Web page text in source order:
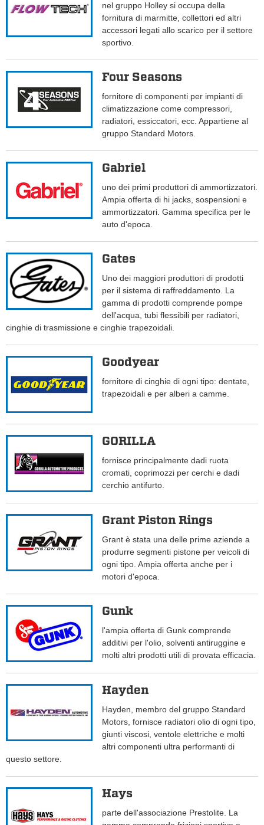
nel gruppo Holley si occupa della
fornitura di marmitte, collettori ed altri
accessori legati allo scarico per il settore
sportivo.
Four Seasons
fornitore di componenti per impianti di
climatizzazione come compressori,
radiatori, essiccatori, ecc. Appartiene al
gruppo Standard Motors.
Gabriel
uno dei primi produttori di ammortizzatori.
Ampia offerta di hi jacks, sospensioni e
ammortizzatori. Gamma specifica per le
auto d'epoca.
Gates
Uno dei maggiori produttori di prodotti
per il sistema di raffreddamento. La
gamma di prodotti comprende pompe
dell'acqua, tubi flessibili per radiatori,
cinghie di trasmissione e cinghie trapezoidali.
Goodyear
fornitore di cinghie di ogni tipo: dentate,
trapezoidali e per alberi a camme.
GORILLA
fornisce principalmente dadi ruota
cromati, coprimozzi per cerchi e dadi
cerchio antifurto.
Grant Piston Rings
Grant è stata una delle prime aziende a
produrre segmenti pistone per veicoli di
ogni tipo. Ampia offerta anche per i
motori d'epoca.
Gunk
l'ampia offerta di Gunk comprende
additivi per l'olio, solventi antiruggine e
molti altri prodotti utili di provata efficacia.
Hayden
Hayden, membro del gruppo Standard
Motors, fornisce radiatori olio di ogni tipo,
giunti viscosi, ventole elettriche e molti
altri componenti ultra performanti di
questo settore.
Hays
parte dell'associazione Prestolite. La